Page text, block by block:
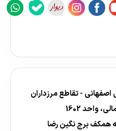
- تقاطع مرزداران
همکف برج نگین رضا